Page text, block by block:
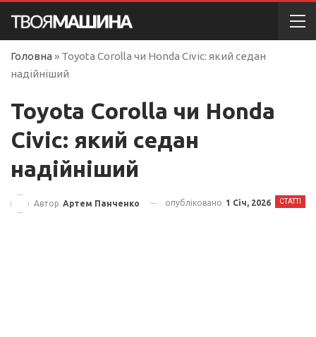
Головна » Toyota Corolla чи Honda Civic: який седан
надійніший
Toyota Corolla чи Honda
Civic: який седан
надійніший
СТАТТІ
Автор Артем Панченко опубліковано 1 Січ, 2026